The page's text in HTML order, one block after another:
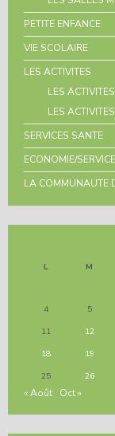
PETITE ENFANCE
VIE SCOLAIRE
LES ACTIVITES
LES
LES
SERVICES SANTE
ECONOMIE/
LA COMMUNAUTE
L
M
4
5
11
12
18
19
25
26
« Août Oct »